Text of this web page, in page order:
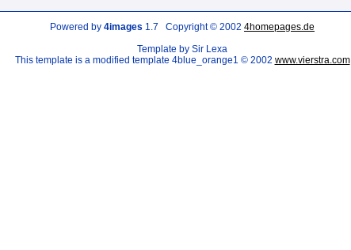
Powered by 4images 1.7 Copyright © 2002 4homepages.de
Template by Sir Lexa
This template is a modified template 4blue_orange1 © 2002 www.vierstra.com